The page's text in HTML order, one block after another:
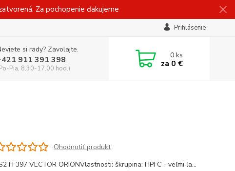
Za pochopenie ďakujeme
Prihlásenie
si rady? Zavolajte.
911 391 398
Pia, 8.30-17.00 hod.)
0ks
za 0 €
Ohodnotiť produkt
FF397 VECTOR ORIONVlastnosti: škrupina: HPFC - veľmi ľa...